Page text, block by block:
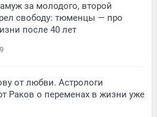
за молодого, второй
свободу: тюменцы — про
после 40 лет
от любви. Астрологи
Раков о переменах в жизни уже